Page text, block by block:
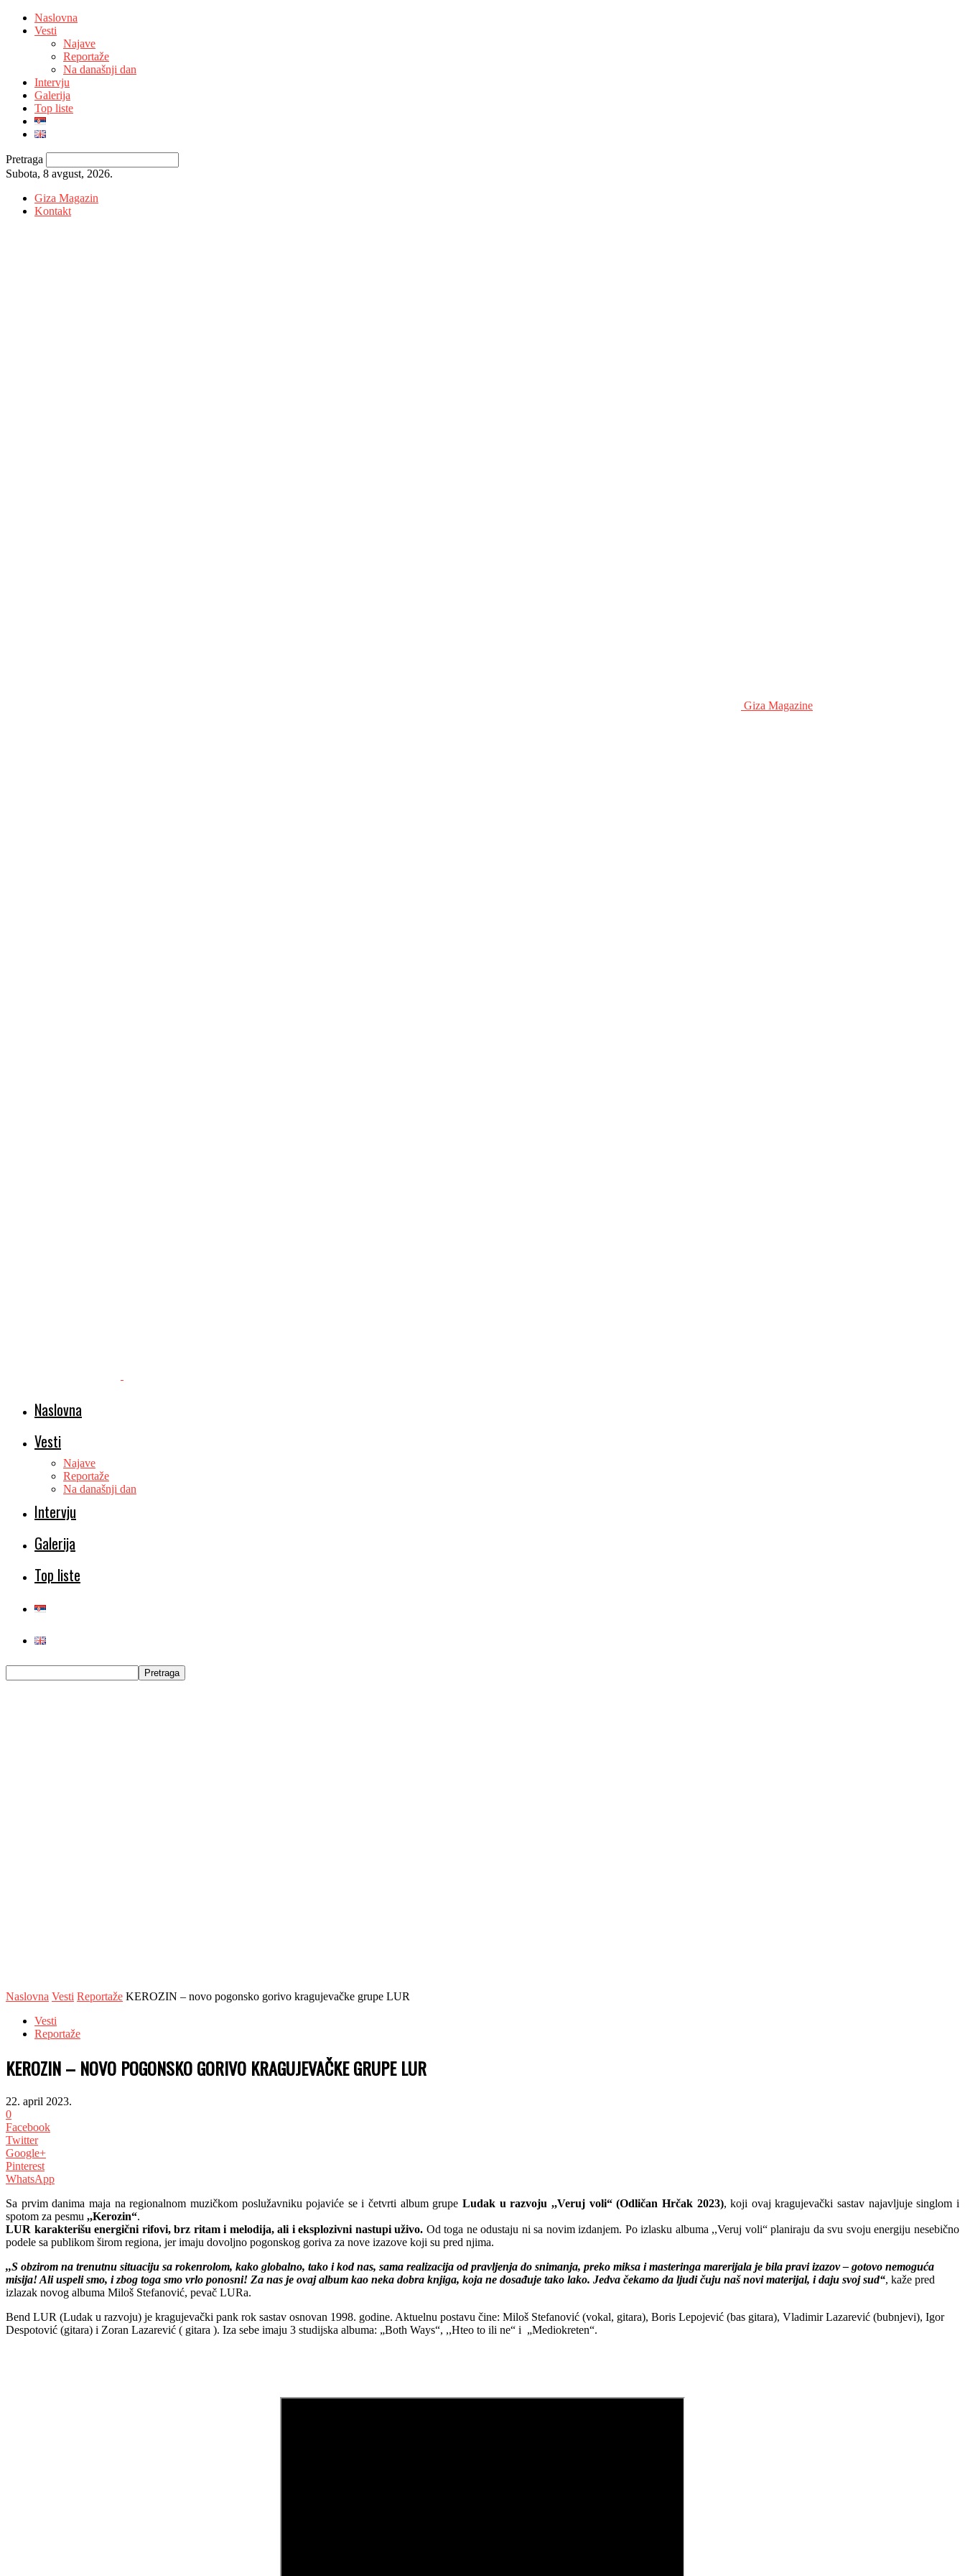
Naslovna
Vesti
Najave
Reportaže
Na današnji dan
Intervju
Galerija
Top liste
Pretraga
Subota, 8 avgust, 2026.
Giza Magazin
Kontakt
Giza Magazine
Naslovna
Vesti
Najave
Reportaže
Na današnji dan
Intervju
Galerija
Top liste
Naslovna Vesti Reportaže KEROZIN – novo pogonsko gorivo kragujevačke grupe LUR
Vesti
Reportaže
KEROZIN – NOVO POGONSKO GORIVO KRAGUJEVAČKE GRUPE LUR
22. april 2023.
0
Facebook
Twitter
Google+
Pinterest
WhatsApp
Sa prvim danima maja na regionalnom muzičkom poslužavniku pojaviće se i četvrti album grupe Ludak u razvoju ,,Veruj voli“ (Odličan Hrčak 2023), koji ovaj kragujevački sastav najavljuje singlom i
spotom za pesmu ,,Kerozin“.
LUR karakterišu energični rifovi, brz ritam i melodija, ali i eksplozivni nastupi uživo. Od toga ne odustaju ni sa novim izdanjem. Po izlasku albuma ,,Veruj voli“ planiraju da svu svoju energiju nesebično
podele sa publikom širom regiona, jer imaju dovoljno pogonskog goriva za nove izazove koji su pred njima.
,,S obzirom na trenutnu situaciju sa rokenrolom, kako globalno, tako i kod nas, sama realizacija od pravljenja do snimanja, preko miksa i masteringa marerijala je bila pravi izazov – gotovo nemoguća
misija! Ali uspeli smo, i zbog toga smo vrlo ponosni! Za nas je ovaj album kao neka dobra knjiga, koja ne dosađuje tako lako. Jedva čekamo da ljudi čuju naš novi materijal, i daju svoj sud“, kaže pred
izlazak novog albuma Miloš Stefanović, pevač LURa.
Bend LUR (Ludak u razvoju) je kragujevački pank rok sastav osnovan 1998. godine. Aktuelnu postavu čine: Miloš Stefanović (vokal, gitara), Boris Lepojević (bas gitara), Vladimir Lazarević (bubnjevi), Igor
Despotović (gitara) i Zoran Lazarević ( gitara ). Iza sebe imaju 3 studijska albuma: „Both Ways“, ,,Hteo to ili ne“ i „Mediokreten“.